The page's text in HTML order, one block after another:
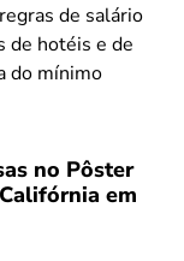
de salário
de hotéis e de
do mínimo
no Pôster
em